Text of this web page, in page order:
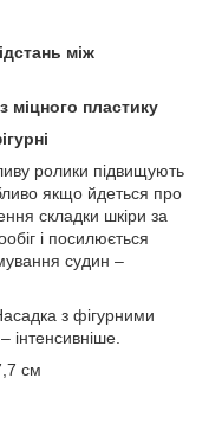
між
міцного пластику
ролики підвищують
якщо йдеться про
складки шкіри за
і посилюється
судин –
з фігурними
інтенсивніше.
см